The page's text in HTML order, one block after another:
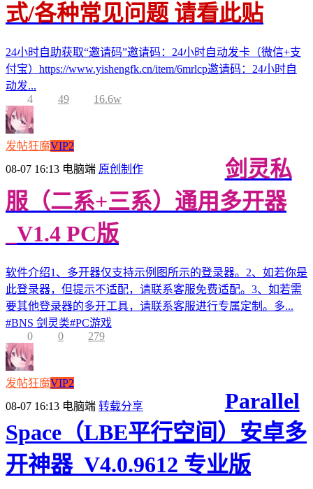
式/各种常见问题 请看此贴
24小时自助获取“邀请码”邀请码：24小时自动发卡（微信+支
付宝）https://www.yishengfk.cn/item/6mrlcp邀请码：24小时自
动发...
4
49 16.6w
发帖狂魔VIP2
08-07 16:13 电脑端 原创制作
剑灵私
服（二系+三系）通用多开器
_V1.4 PC版
软件介绍1、多开器仅支持示例图所示的登录器。2、如若你是
此登录器，但提示不适配，请联系客服免费适配。3、如若需
要其他登录器的多开工具，请联系客服进行专属定制。多...
#BNS 剑灵类#PC游戏
0
0 279
发帖狂魔VIP2
08-07 16:13 电脑端 转载分享
Parallel
Space（LBE平行空间）安卓多
开神器_V4.0.9612 专业版